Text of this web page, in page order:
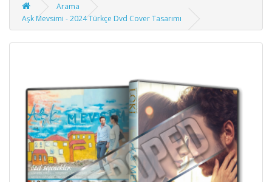
Arama
Aşk Mevsimi - 2024 Türkçe Dvd Cover Tasarımı